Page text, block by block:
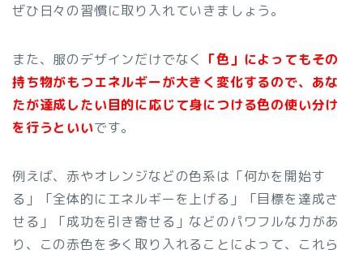
ぜひ日々の習慣に取り入れていきましょう。
また、服のデザインだけでなく 「色」によってもその
持ち物がもつエネルギーが大きく変化するので、あな
たが達成したい目的に応じて身につける色の使い分け
を行うといいです。
例えば、赤やオレンジなどの色系は「何かを開始す
る」「全体的にエネルギーを上げる」「目標を達成さ
せる」「成功を引き寄せる」などのパワフルな力があ
り、この赤色を多く取り入れることによって、これら